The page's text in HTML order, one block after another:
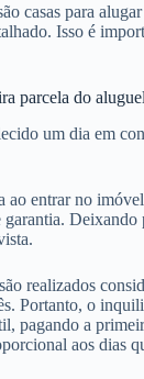
casas para
Isso é
parcela do
um dia em
entrar no
realizados
Portanto, o
pagando a
aos dias